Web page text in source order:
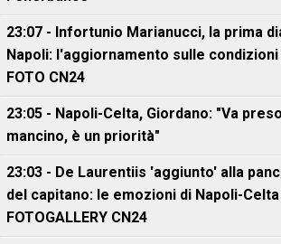
23:07 - Infortunio Marianucci, la prima
Napoli: l'aggiornamento sulle
FOTO CN24
23:05 - Napoli-Celta, Giordano: "Va
mancino, è un priorità"
23:03 - De Laurentiis 'aggiunto' alla
del capitano: le emozioni di Napoli-Celta
FOTOGALLERY CN24